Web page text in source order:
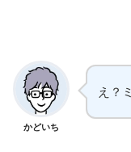
かどいち
え？